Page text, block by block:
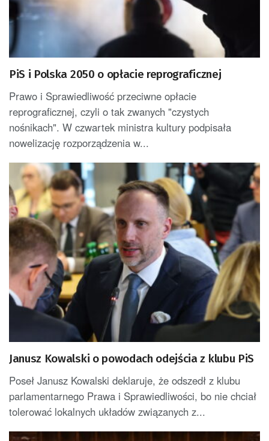
PiS i Polska 2050 o opłacie reprograficznej
Prawo i Sprawiedliwość przeciwne opłacie
reprograficznej, czyli o tak zwanych "czystych
nośnikach". W czwartek ministra kultury podpisała
nowelizację rozporządzenia w...
Janusz Kowalski o powodach odejścia z klubu PiS
Poseł Janusz Kowalski deklaruje, że odszedł z klubu
parlamentarnego Prawa i Sprawiedliwości, bo nie chciał
tolerować lokalnych układów związanych z...